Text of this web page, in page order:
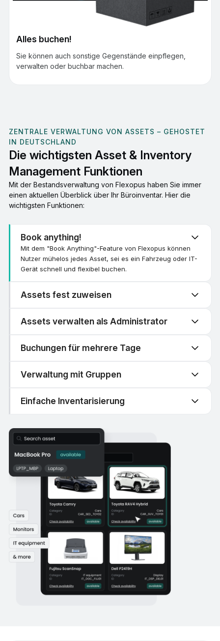
Alles buchen!
Sie können auch sonstige Gegenstände einpflegen,
verwalten oder buchbar machen.
ZENTRALE VERWALTUNG VON ASSETS – GEHOSTET
IN DEUTSCHLAND
Die wichtigsten Asset & Inventory
Management Funktionen
Mit der Bestandsverwaltung von Flexopus haben Sie immer
einen aktuellen Überblick über Ihr Büroinventar. Hier die
wichtigsten Funktionen:
Book anything!
Mit dem "Book Anything"-Feature von Flexopus können
Nutzer mühelos jedes Asset, sei es ein Fahrzeug oder IT-
Gerät schnell und flexibel buchen.
Assets fest zuweisen
Assets verwalten als Administrator
Buchungen für mehrere Tage
Verwaltung mit Gruppen
Einfache Inventarisierung